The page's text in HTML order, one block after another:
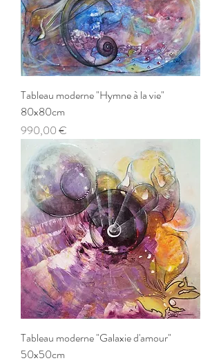
Tableau moderne "Hymne à la vie"
80x80cm
Prix
990,00 €
Tableau moderne "Galaxie d'amour"
50x50cm